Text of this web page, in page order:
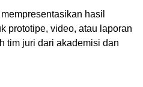
hasil
prototipe, video, atau laporan
tim juri dari akademisi dan